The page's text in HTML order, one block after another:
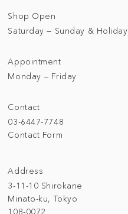
Address
3-11-10 Shirokane
Minato-ku, Tokyo
108-0072
Contact
03-6447-7748
Contact Form
Shop Open
Saturday — Sunday & Holiday
Appointment
Monday — Friday